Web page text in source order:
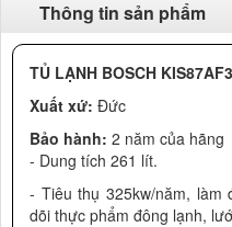
Thông tin sản phẩm
TỦ LẠNH BOSCH
Xuất xứ: Đức
Bảo hành: 2 năm của hãng
- Dung tích 261 lít.
- Tiêu thụ 325kw/năm, làm
dõi thực phẩm đông lạnh,